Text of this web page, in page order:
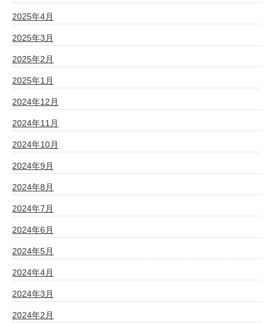
2025年4月
2025年3月
2025年2月
2025年1月
2024年12月
2024年11月
2024年10月
2024年9月
2024年8月
2024年7月
2024年6月
2024年5月
2024年4月
2024年3月
2024年2月